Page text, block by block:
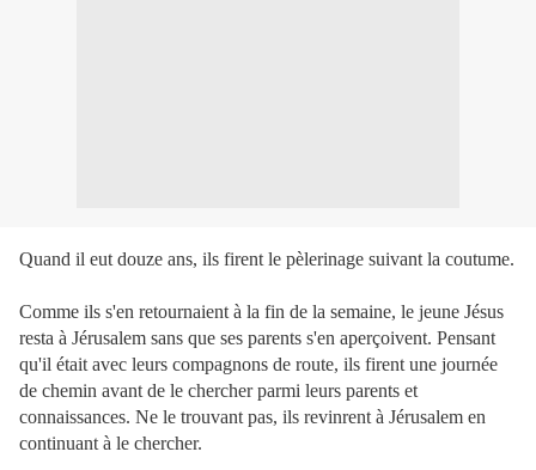
Quand il eut douze ans, ils firent le pèlerinage suivant la coutume.
Comme ils s'en retournaient à la fin de la semaine, le jeune Jésus
resta à Jérusalem sans que ses parents s'en aperçoivent. Pensant
qu'il était avec leurs compagnons de route, ils firent une journée
de chemin avant de le chercher parmi leurs parents et
connaissances. Ne le trouvant pas, ils revinrent à Jérusalem en
continuant à le chercher.